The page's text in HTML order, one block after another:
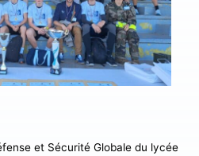
et Sécurité Globale du lycée